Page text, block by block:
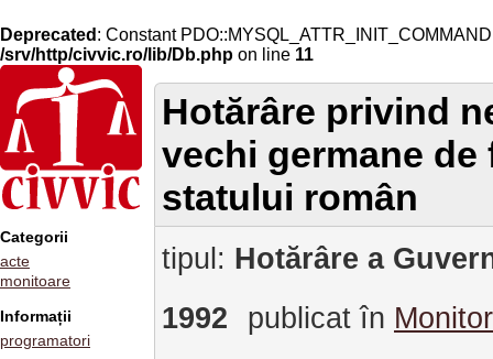
Deprecated : Constant
/srv/http/civvic.ro/lib/Db.php on line 11
Categorii
acte
monitoare
Informații
programatori
Hotărâre privind
vechi germane
statului român
tipul: Hotărâre a
1992
publicat în